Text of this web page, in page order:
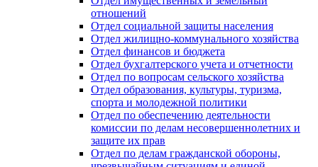
отношений
Отдел социальной защиты населения
Отдел жилищно-коммунального хозяйства
Отдел финансов и бюджета
Отдел бухгалтерского учета и отчетности
Отдел по вопросам сельского хозяйства
Отдел образования, культуры, туризма,
спорта и молодежной политики
Отдел по обеспечению деятельности
комиссии по делам несовершеннолетних и
защите их прав
Отдел по делам гражданской обороны,